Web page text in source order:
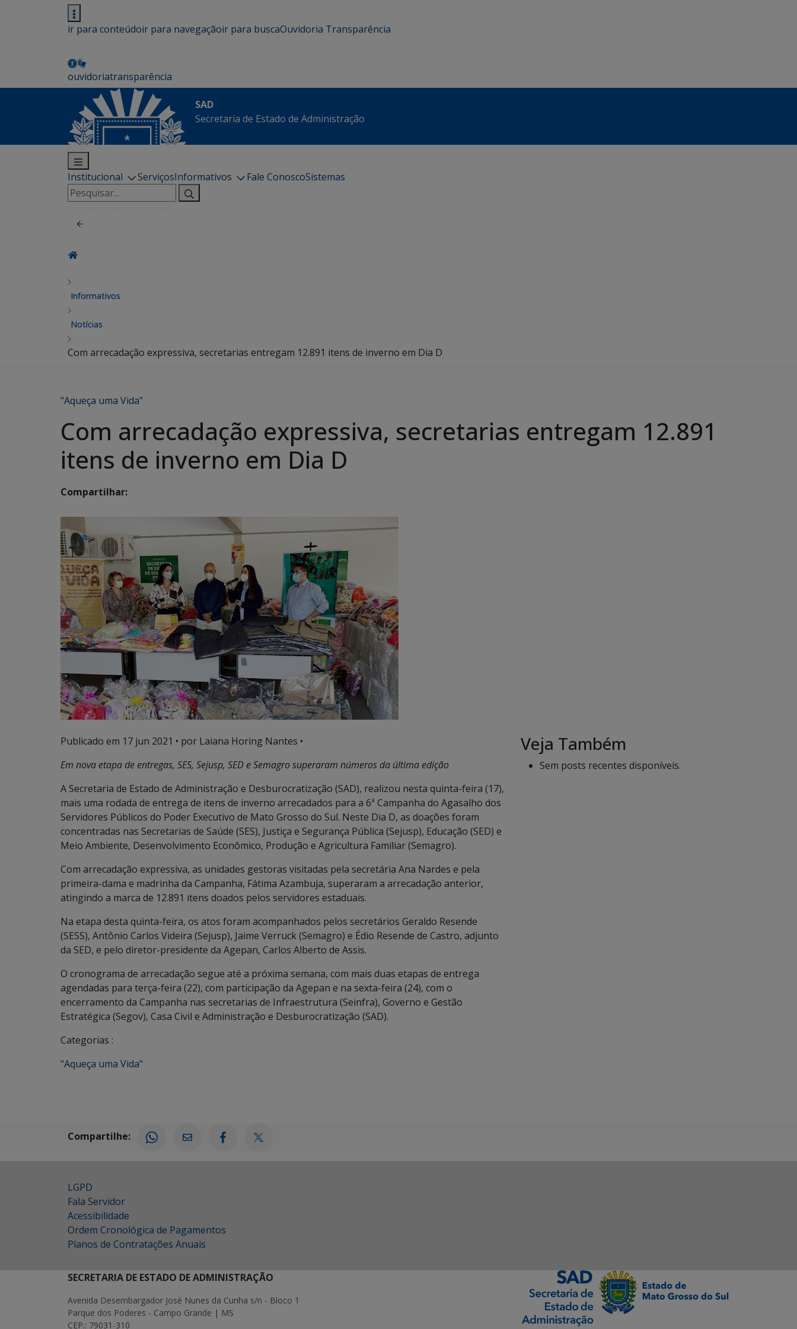
ir para conteúdoir para navegaçãoir para buscaOuvidoria Transparência
ouvidoriatransparência
SAD
Secretaria de Estado de Administração
Institucional ServiçosInformativos Fale ConoscoSistemas
Pesquisar
por:
Informativos
Notícias
Com arrecadação expressiva, secretarias entregam 12.891 itens de inverno em Dia D
"Aqueça uma Vida"
Com arrecadação expressiva, secretarias entregam 12.891
itens de inverno em Dia D
Compartilhar:
Publicado em 17 jun 2021 • por Laiana Horing Nantes •
Em nova etapa de entregas, SES, Sejusp, SED e Semagro superaram números da última edição
A Secretaria de Estado de Administração e Desburocratização (SAD), realizou nesta quinta-feira (17),
mais uma rodada de entrega de itens de inverno arrecadados para a 6ª Campanha do Agasalho dos
Servidores Públicos do Poder Executivo de Mato Grosso do Sul. Neste Dia D, as doações foram
concentradas nas Secretarias de Saúde (SES), Justiça e Segurança Pública (Sejusp), Educação (SED) e
Meio Ambiente, Desenvolvimento Econômico, Produção e Agricultura Familiar (Semagro).
Com arrecadação expressiva, as unidades gestoras visitadas pela secretária Ana Nardes e pela
primeira-dama e madrinha da Campanha, Fátima Azambuja, superaram a arrecadação anterior,
atingindo a marca de 12.891 itens doados pelos servidores estaduais.
Na etapa desta quinta-feira, os atos foram acompanhados pelos secretários Geraldo Resende
(SESS), Antônio Carlos Videira (Sejusp), Jaime Verruck (Semagro) e Édio Resende de Castro, adjunto
da SED, e pelo diretor-presidente da Agepan, Carlos Alberto de Assis.
O cronograma de arrecadação segue até a próxima semana, com mais duas etapas de entrega
agendadas para terça-feira (22), com participação da Agepan e na sexta-feira (24), com o
encerramento da Campanha nas secretarias de Infraestrutura (Seinfra), Governo e Gestão
Estratégica (Segov), Casa Civil e Administração e Desburocratização (SAD).
Categorias :
"Aqueça uma Vida"
Veja Também
Sem posts recentes disponíveis.
Compartilhe:
LGPD
Fala Servidor
Acessibilidade
Ordem Cronológica de Pagamentos
Planos de Contratações Anuais
SECRETARIA DE ESTADO DE ADMINISTRAÇÃO
Avenida Desembargador José Nunes da Cunha s/n - Bloco 1
Parque dos Poderes - Campo Grande | MS
CEP.: 79031-310